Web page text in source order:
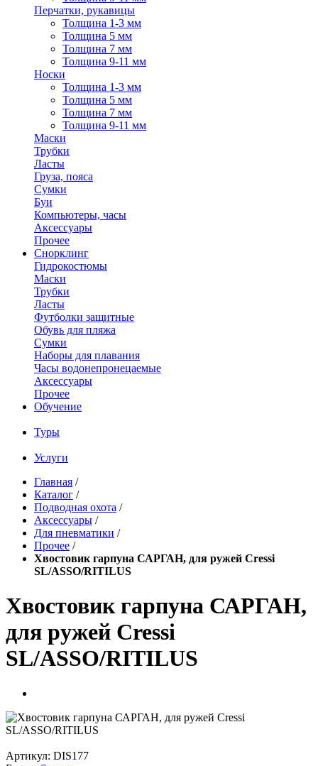
Перчатки, рукавицы
Толщина 1-3 мм
Толщина 5 мм
Толщина 7 мм
Толщина 9-11 мм
Носки
Толщина 1-3 мм
Толщина 5 мм
Толщина 7 мм
Толщина 9-11 мм
Маски
Трубки
Ласты
Груза, пояса
Сумки
Буи
Компьютеры, часы
Аксессуары
Прочее
Снорклинг
Гидрокостюмы
Маски
Трубки
Ласты
Футболки защитные
Обувь для пляжа
Сумки
Наборы для плавания
Часы водонепронецаемые
Аксессуары
Прочее
Обучение
Туры
Услуги
Главная /
Каталог /
Подводная охота /
Аксессуары /
Для пневматики /
Прочее /
Хвостовик гарпуна САРГАН, для ружей Cressi
SL/ASSO/RITILUS
Хвостовик гарпуна САРГАН,
для ружей Cressi
SL/ASSO/RITILUS
Артикул: DIS177